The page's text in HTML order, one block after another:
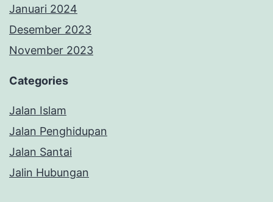
Januari 2024
Desember 2023
November 2023
Categories
Jalan Islam
Jalan Penghidupan
Jalan Santai
Jalin Hubungan